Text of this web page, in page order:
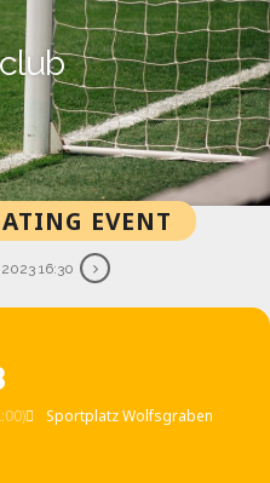
EVENT
2023 16:30
Sportplatz Wolfsgraben